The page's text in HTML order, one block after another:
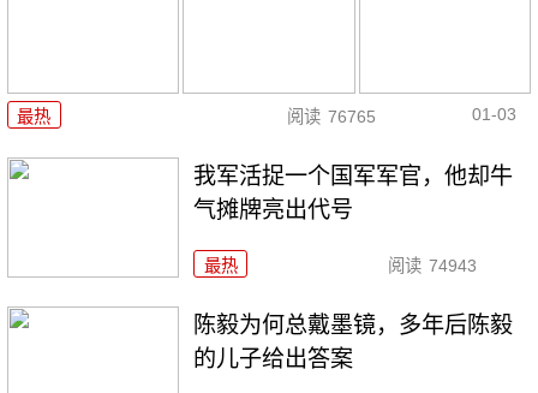
最热 阅读 76765 01-03
我军活捉一个国军军官，他却牛
气摊牌亮出代号
最热 阅读 74943
陈毅为何总戴墨镜，多年后陈毅
的儿子给出答案